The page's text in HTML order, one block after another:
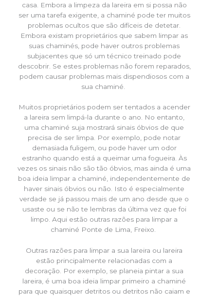
casa. Embora a limpeza da lareira em si possa não
ser uma tarefa exigente, a chaminé pode ter muitos
problemas ocultos que são difíceis de detetar.
Embora existam proprietários que sabem limpar as
suas chaminés, pode haver outros problemas
subjacentes que só um técnico treinado pode
descobrir. Se estes problemas não forem reparados,
podem causar problemas mais dispendiosos com a
sua chaminé.
Muitos proprietários podem ser tentados a acender
a lareira sem limpá-la durante o ano. No entanto,
uma chaminé suja mostrará sinais óbvios de que
precisa de ser limpa. Por exemplo, pode notar
demasiada fuligem, ou pode haver um odor
estranho quando está a queimar uma fogueira. Às
vezes os sinais não são tão óbvios, mas ainda é uma
boa ideia limpar a chaminé, independentemente de
haver sinais óbvios ou não. Isto é especialmente
verdade se já passou mais de um ano desde que o
usaste ou se não te lembras da última vez que foi
limpo. Aqui estão outras razões para limpar a
chaminé Ponte de Lima, Freixo.
Outras razões para limpar a sua lareira ou lareira
estão principalmente relacionadas com a
decoração. Por exemplo, se planeia pintar a sua
lareira, é uma boa ideia limpar primeiro a chaminé
para que quaisquer detritos ou detritos não caiam e